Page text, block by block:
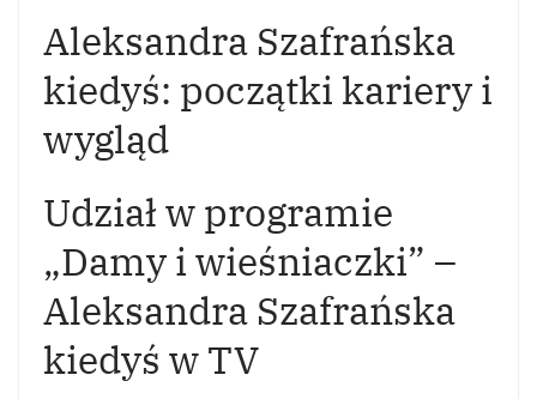
Aleksandra Szafrańska
kiedyś: początki kariery i
wygląd
Udział w programie
„Damy i wieśniaczki” –
Aleksandra Szafrańska
kiedyś w TV